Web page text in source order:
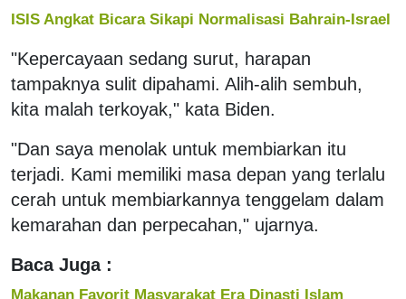
ISIS Angkat Bicara Sikapi Normalisasi Bahrain-Israel
"Kepercayaan sedang surut, harapan
tampaknya sulit dipahami. Alih-alih sembuh,
kita malah terkoyak," kata Biden.
"Dan saya menolak untuk membiarkan itu
terjadi. Kami memiliki masa depan yang terlalu
cerah untuk membiarkannya tenggelam dalam
kemarahan dan perpecahan," ujarnya.
Baca Juga :
Makanan Favorit Masyarakat Era Dinasti Islam